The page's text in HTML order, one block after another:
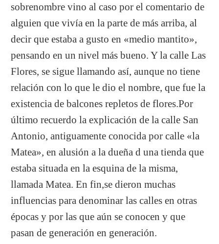
sobrenombre vino al caso por el comentario de
alguien que vivía en la parte de más arriba, al
decir que estaba a gusto en «medio mantito»,
pensando en un nivel más bueno. Y la calle Las
Flores, se sigue llamando así, aunque no tiene
relación con lo que le dio el nombre, que fue la
existencia de balcones repletos de flores.Por
último recuerdo la explicación de la calle San
Antonio, antiguamente conocida por calle «la
Matea», en alusión a la dueña d una tienda que
estaba situada en la esquina de la misma,
llamada Matea. En fin,se dieron muchas
influencias para denominar las calles en otras
épocas y por las que aún se conocen y que
pasan de generación en generación.